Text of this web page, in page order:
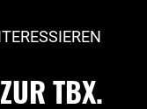
TBX.